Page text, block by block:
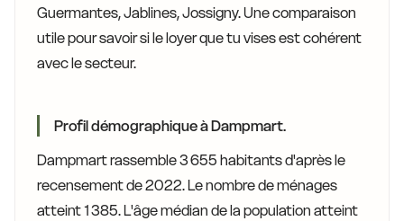
Guermantes, Jablines, Jossigny. Une comparaison
utile pour savoir si le loyer que tu vises est cohérent
avec le secteur.
Profil démographique à Dampmart.
Dampmart rassemble 3 655 habitants d'après le
recensement de 2022. Le nombre de ménages
atteint 1 385. L'âge médian de la population atteint